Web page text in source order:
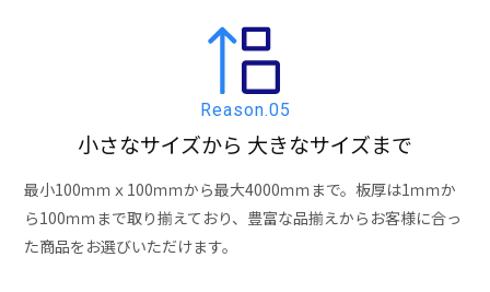
Reason.05
小さなサイズから 大きなサイズまで
最小100ｍｍｘ100ｍｍから最大4000ｍｍまで。板厚は1ｍｍか
ら100ｍｍまで取り揃えており、豊富な品揃えからお客様に合っ
た商品をお選びいただけます。